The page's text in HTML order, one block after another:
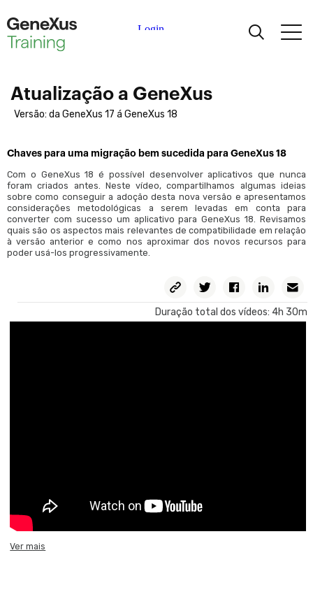
Certificações
Universidades
Partners Acadêmicos
Ajuda
Versão: da GeneXus 17 á GeneXus 18
Atualização a GeneXus
Chaves para uma migração bem sucedida para GeneXus 18
Com o GeneXus 18 é possível desenvolver aplicativos que nunca
foram criados antes. Neste vídeo, compartilhamos algumas ideias
sobre como conseguir a adoção desta nova versão e apresentamos
considerações metodológicas a serem levadas em conta para
converter com sucesso um aplicativo para GeneXus 18. Revisamos
quais são os aspectos mais relevantes de compatibilidade em relação
à versão anterior e como nos aproximar dos novos recursos para
poder usá-los progressivamente.
Duração total dos vídeos: 4h 30m
Ver mais